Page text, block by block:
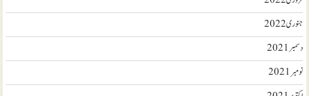
جنوری 2022
دسمبر 2021
نومبر 2021